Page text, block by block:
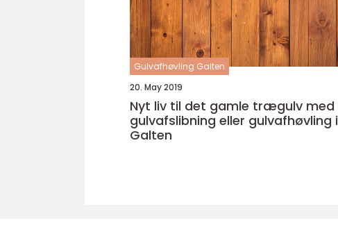
Gulvafhøvling Galten
20. May 2019
Nyt liv til det gamle trægulv med
gulvafslibning eller gulvafhøvling i
Galten